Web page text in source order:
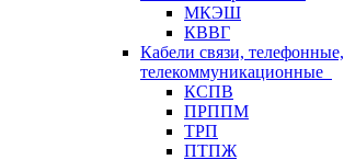
МКЭШ
КВВГ
Кабели связи, телефонные,
телекоммуникационные
КСПВ
ПРППМ
ТРП
ПТПЖ